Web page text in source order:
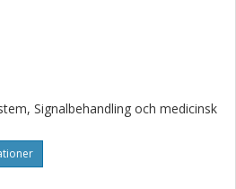
Signalbehandling och medicinsk